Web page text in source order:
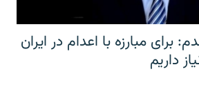
برای مبارزه با اعدام در ایران
داریم